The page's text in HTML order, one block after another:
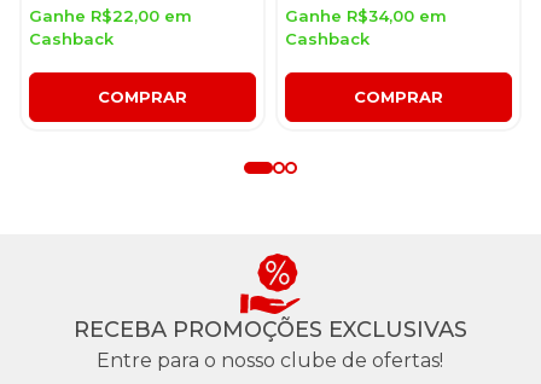
Ganhe R$22,00 em
Cashback
COMPRAR
Ganhe R$34,00 em
Cashback
COMPRAR
RECEBA PROMOÇÕES EXCLUSIVAS
Entre para o nosso clube de ofertas!